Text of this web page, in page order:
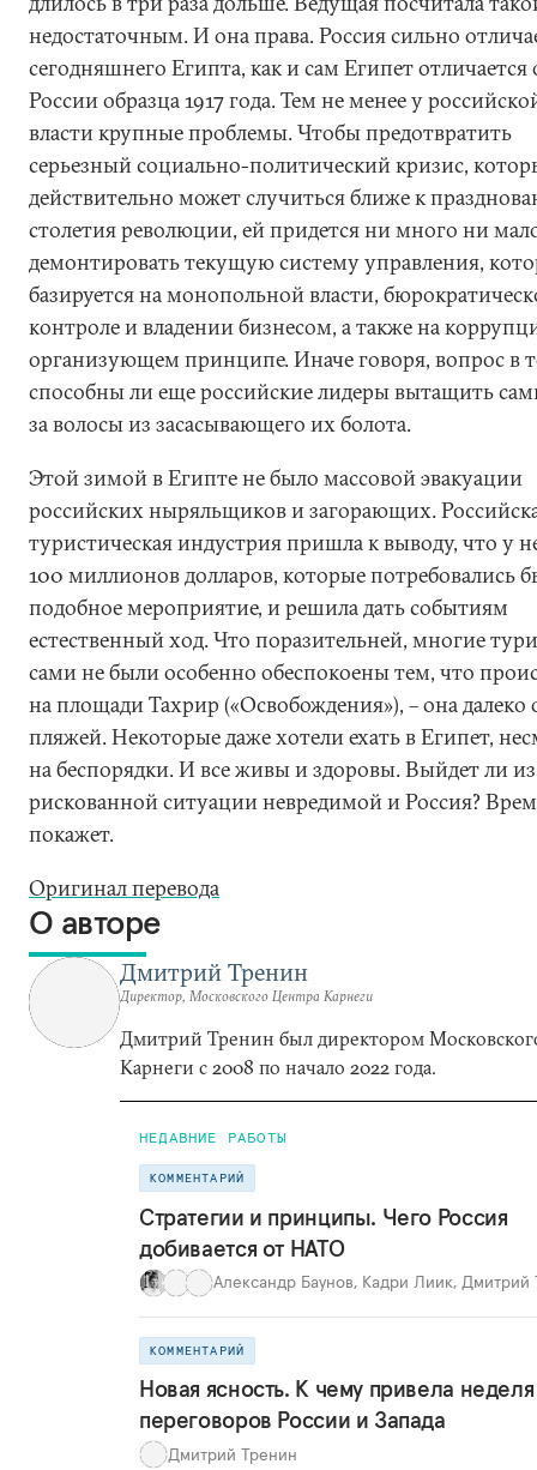
недостаточным. И она права. Россия сильно
сегодняшнего Египта, как и сам Египет отличается
России образца 1917 года. Тем не менее у
власти крупные проблемы. Чтобы предотвратить
серьезный социально-политический кризис,
действительно может случиться ближе к
столетия революции, ей придется ни много ни
демонтировать текущую систему управления,
базируется на монопольной власти,
контроле и владении бизнесом, а также на
организующем принципе. Иначе говоря, вопрос в
способны ли еще российские лидеры вытащить
за волосы из засасывающего их болота.
Этой зимой в Египте не было массовой эвакуации
российских ныряльщиков и загорающих.
туристическая индустрия пришла к выводу, что у
100 миллионов долларов, которые потребовались
подобное мероприятие, и решила дать событиям
естественный ход. Что поразительней, многие
сами не были особенно обеспокоены тем, что
на площади Тахрир («Освобождения»), – она далеко
пляжей. Некоторые даже хотели ехать в Египет,
на беспорядки. И все живы и здоровы. Выйдет ли из
рискованной ситуации невредимой и Россия?
покажет.
Оригинал перевода
О авторе
Дмитрий Тренин
Директор, Московского Центра Карнеги
Дмитрий Тренин был директором
Карнеги с 2008 по начало 2022 года.
НЕДАВНИЕ РАБОТЫ
КОММЕНТАРИЙ
Стратегии и принципы. Чего Россия
добивается от НАТО
Александр Баунов, Кадри Лиик, Дмитрий
КОММЕНТАРИЙ
Новая ясность. К чему привела неделя
переговоров России и Запада
Дмитрий Тренин